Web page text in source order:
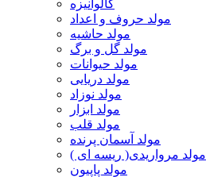
گالوانیزه
مولد حروف و اعداد
مولد حاشیه
مولد گل و برگ
مولد حیوانات
مولد دریایی
مولد نوزاد
مولد ابزار
مولد قلب
مولد آسمان پرنده
مولد مرواریدی( ریسه ای )
مولد پاپیون